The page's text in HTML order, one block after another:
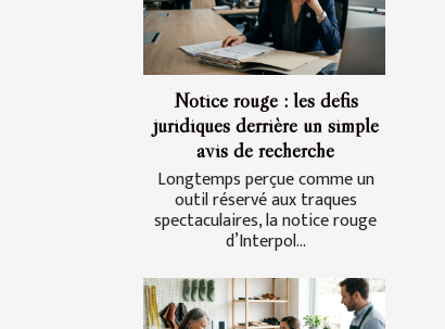
Notice rouge : les défis
juridiques derrière un simple
avis de recherche
Longtemps perçue comme un
outil réservé aux traques
spectaculaires, la notice rouge
d’Interpol...